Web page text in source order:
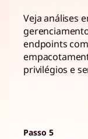
Veja análises
endpoints
privilégios e
Passo 5